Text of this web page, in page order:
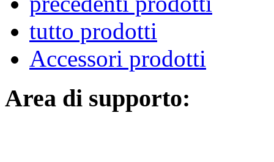
tutto prodotti
Accessori prodotti
Area di supporto: